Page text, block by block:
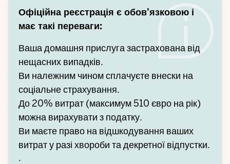
Офіційна реєстрація є обов'язковою і
має такі переваги:
Ваша домашня прислуга застрахована від
нещасних випадків.
Ви належним чином сплачуєте внески на
соціальне страхування.
До 20% витрат (максимум 510 євро на рік)
можна вирахувати з податку.
Ви маєте право на відшкодування ваших
витрат у разі хвороби та декретної відпустки.
.